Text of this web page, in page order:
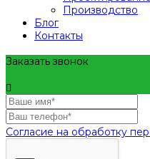
Производство
Блог
Контакты
Заказать звонок
Согласие на обработку